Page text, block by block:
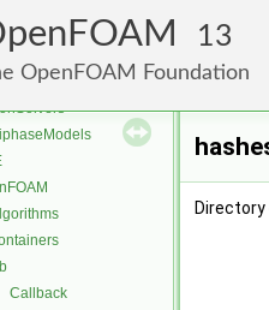
13
OpenFOAM Foundation
Callback